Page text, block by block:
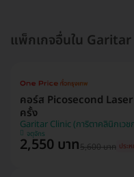
แพ็กเกจอื่นใน
คอร์ส Picosecond
ครั้ง
Garitar Clinic (การิตาคลินิกเวช
จตุจักร
2,550 บาท5,600 บาท ประ